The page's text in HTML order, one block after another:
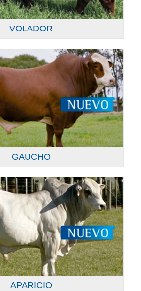
VOLADOR
GAUCHO
APARICIO